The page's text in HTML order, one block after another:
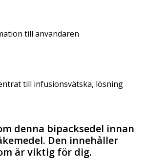
till användaren
till infusionsvätska, lösning
denna bipacksedel innan
Den innehåller
är viktig för dig.